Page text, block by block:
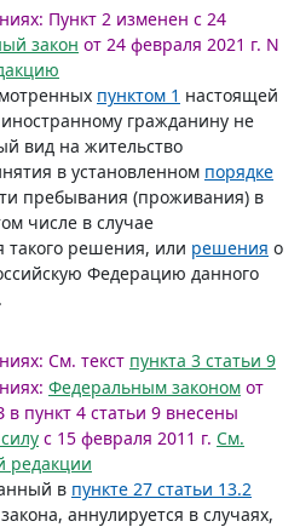
Пункт 2 изменен с 24
закон от 24 февраля 2021 г. N
пунктом 1 настоящей
гражданину не
вид на жительство
в установленном порядке
пребывания (проживания) в
числе в случае
такого решения, или решения о
Федерацию данного
См. текст пункта 3 статьи 9
Федеральным законом от
в пункт 4 статьи 9 внесены
с 15 февраля 2011 г. См.
редакции
в пункте 27 статьи 13.2
аннулируется в случаях,